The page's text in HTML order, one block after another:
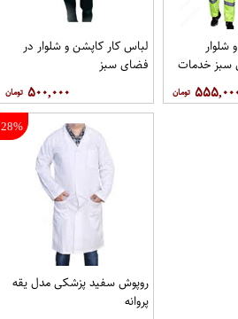
شلوار
سبز خدمات
لباس کار کاپشن و شلوار در
فضای سبز
۵۰۰,۰۰۰
28%
روپوش سفید پزشکی مدل یقه
پروانه